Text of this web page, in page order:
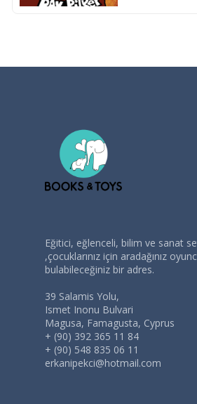
Eğitici, eğlenceli, bilim ve sanat
,çocuklarınız için aradağınız
bulabileceğiniz bir adres.
39 Salamis Yolu,
Ismet Inonu Bulvari
Magusa, Famagusta, Cyprus
+ (90) 392 365 11 84
+ (90) 548 835 06 11
erkanipekci@hotmail.com